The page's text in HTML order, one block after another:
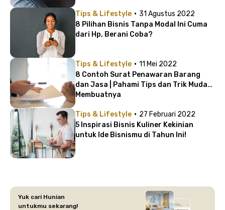
Tips & Lifestyle · 31 Agustus 2022
8 Pilihan Bisnis Tanpa Modal Ini Cuma
dari Hp, Berani Coba?
Tips & Lifestyle · 11 Mei 2022
8 Contoh Surat Penawaran Barang
dan Jasa | Pahami Tips dan Trik Mudah
Membuatnya
Tips & Lifestyle · 27 Februari 2022
5 Inspirasi Bisnis Kuliner Kekinian
untuk Ide Bisnismu di Tahun Ini!
Yuk cari Hunian
untukmu sekarang!